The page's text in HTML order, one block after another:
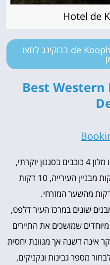
Hotel de
למעבר לדף המלון de Koophandel בבוקינג לחצו
Best
ברחוב Phoenixstraat תמצאו מלון 4 כוכבים בסגנון יוקרתי,
המלון ממוקם במרחק של 5 דקות מבניין העירייה, 10 דקות
שונים במרכז העיר דלפט,
שמושכים את התיירים
אינה דשנה אך מגוונת יחסית
מספר גבינות ונקניקים,